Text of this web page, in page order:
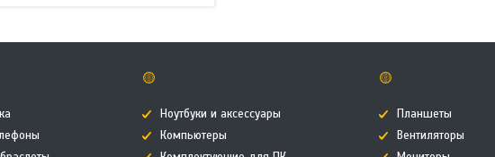
🟡
Ноутбуки и аксессуары
Компьютеры
🟡
Планшеты
Вентиляторы